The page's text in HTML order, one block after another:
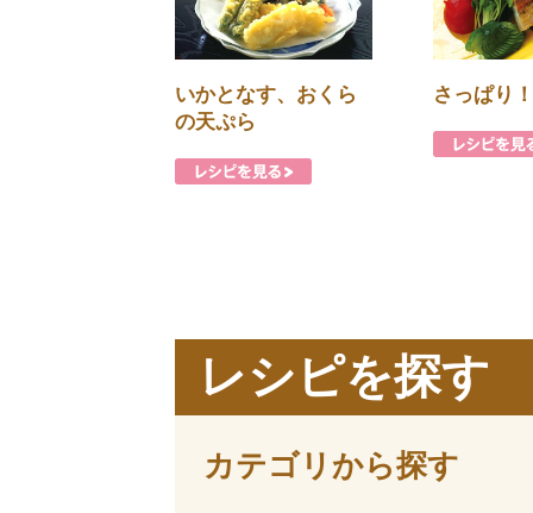
いかとなす、おくら
の天ぷら
さっぱり
レシピを探す
カテゴリから探す